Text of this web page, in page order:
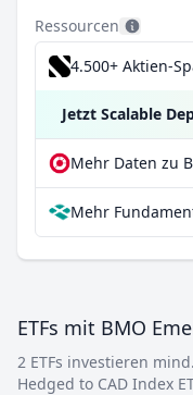
Ressourcen
4.500+ Aktien-
Jetzt Scalable
2 ETFs investieren
Hedged to CAD Index